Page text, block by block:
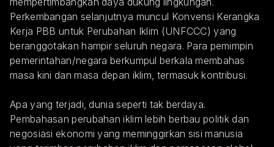
Perkembangan selanjutnya muncul Konvensi Kerangka
Kerja PBB untuk Perubahan Iklim (UNFCCC) yang
beranggotakan hampir seluruh negara. Para pemimpin
pemerintahan/negara berkumpul berkala membahas
masa kini dan masa depan iklim, termasuk kontribusi.
Apa yang terjadi, dunia seperti tak berdaya.
Pembahasan perubahan iklim lebih berbau politik dan
negosiasi ekonomi yang meminggirkan sisi manusia